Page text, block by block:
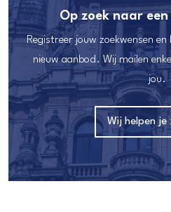
Op zoek naar
Registreer jouw zoekwensen
nieuw aanbod. Wij mailen
jou.
Wij helpen je